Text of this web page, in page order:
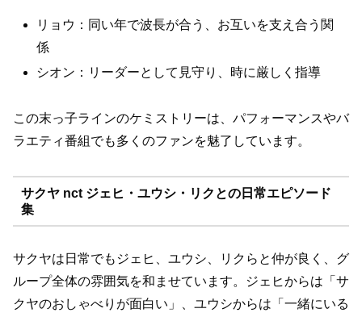
リョウ：同い年で波長が合う、お互いを支え合う関
係
シオン：リーダーとして見守り、時に厳しく指導
この末っ子ラインのケミストリーは、パフォーマンスやバ
ラエティ番組でも多くのファンを魅了しています。
サクヤ nct ジェヒ・ユウシ・リクとの日常エピソード
集
サクヤは日常でもジェヒ、ユウシ、リクらと仲が良く、グ
ループ全体の雰囲気を和ませています。ジェヒからは「サ
クヤのおしゃべりが面白い」、ユウシからは「一緒にいる